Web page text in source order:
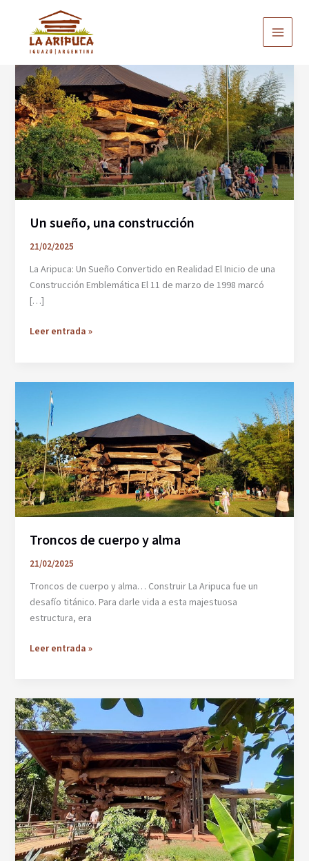
contenido
Un sueño, una construcción
21/02/2025
La Aripuca: Un Sueño Convertido en Realidad El Inicio de una
Construcción Emblemática El 11 de marzo de 1998 marcó
[…]
Un
construcción
Leer entrada »
Troncos de cuerpo y alma
21/02/2025
Troncos de cuerpo y alma… Construir La Aripuca fue un
desafío titánico. Para darle vida a esta majestuosa
estructura, era
Troncos
y
alma
Leer entrada »